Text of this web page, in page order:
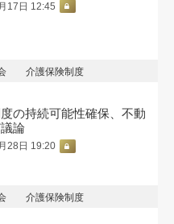
17日 12:45
介護保険制度
の持続可能性確保、不動
論
28日 19:20
介護保険制度